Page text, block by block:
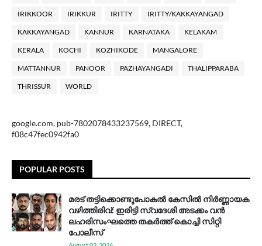
IRIKKOOR IRIKKUR IRITTY IRITTY/KAKKAYANGAD
KAKKAYANGAD KANNUR KARNATAKA KELAKAM
KERALA KOCHI KOZHIKODE MANGALORE
MATTANNUR PANOOR PAZHAYANGADI THALIPPARABA
THRISSUR WORLD
google.com, pub-7802078433237569, DIRECT,
f08c47fec0942fa0
POPULAR POSTS
മരട് തട്ടിക്കൊണ്ടുപോകൽ കേസിൽ നിർണ്ണായക
വഴിത്തിരിവ്: ഇരിട്ടി സ്വദേശി അടക്കം വൻ
ലഹരിസംഘത്തെ തകർത്ത് കൊച്ചി സിറ്റി
പോലീസ്